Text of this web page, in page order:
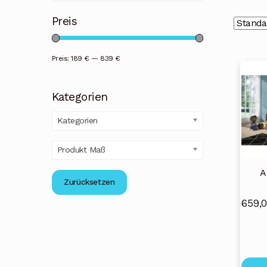
weist
auf.
auf
Preis
Preis:189 € — 839 €
Kategorien
Kategorien
Produkt Maß
Zurücksetzen